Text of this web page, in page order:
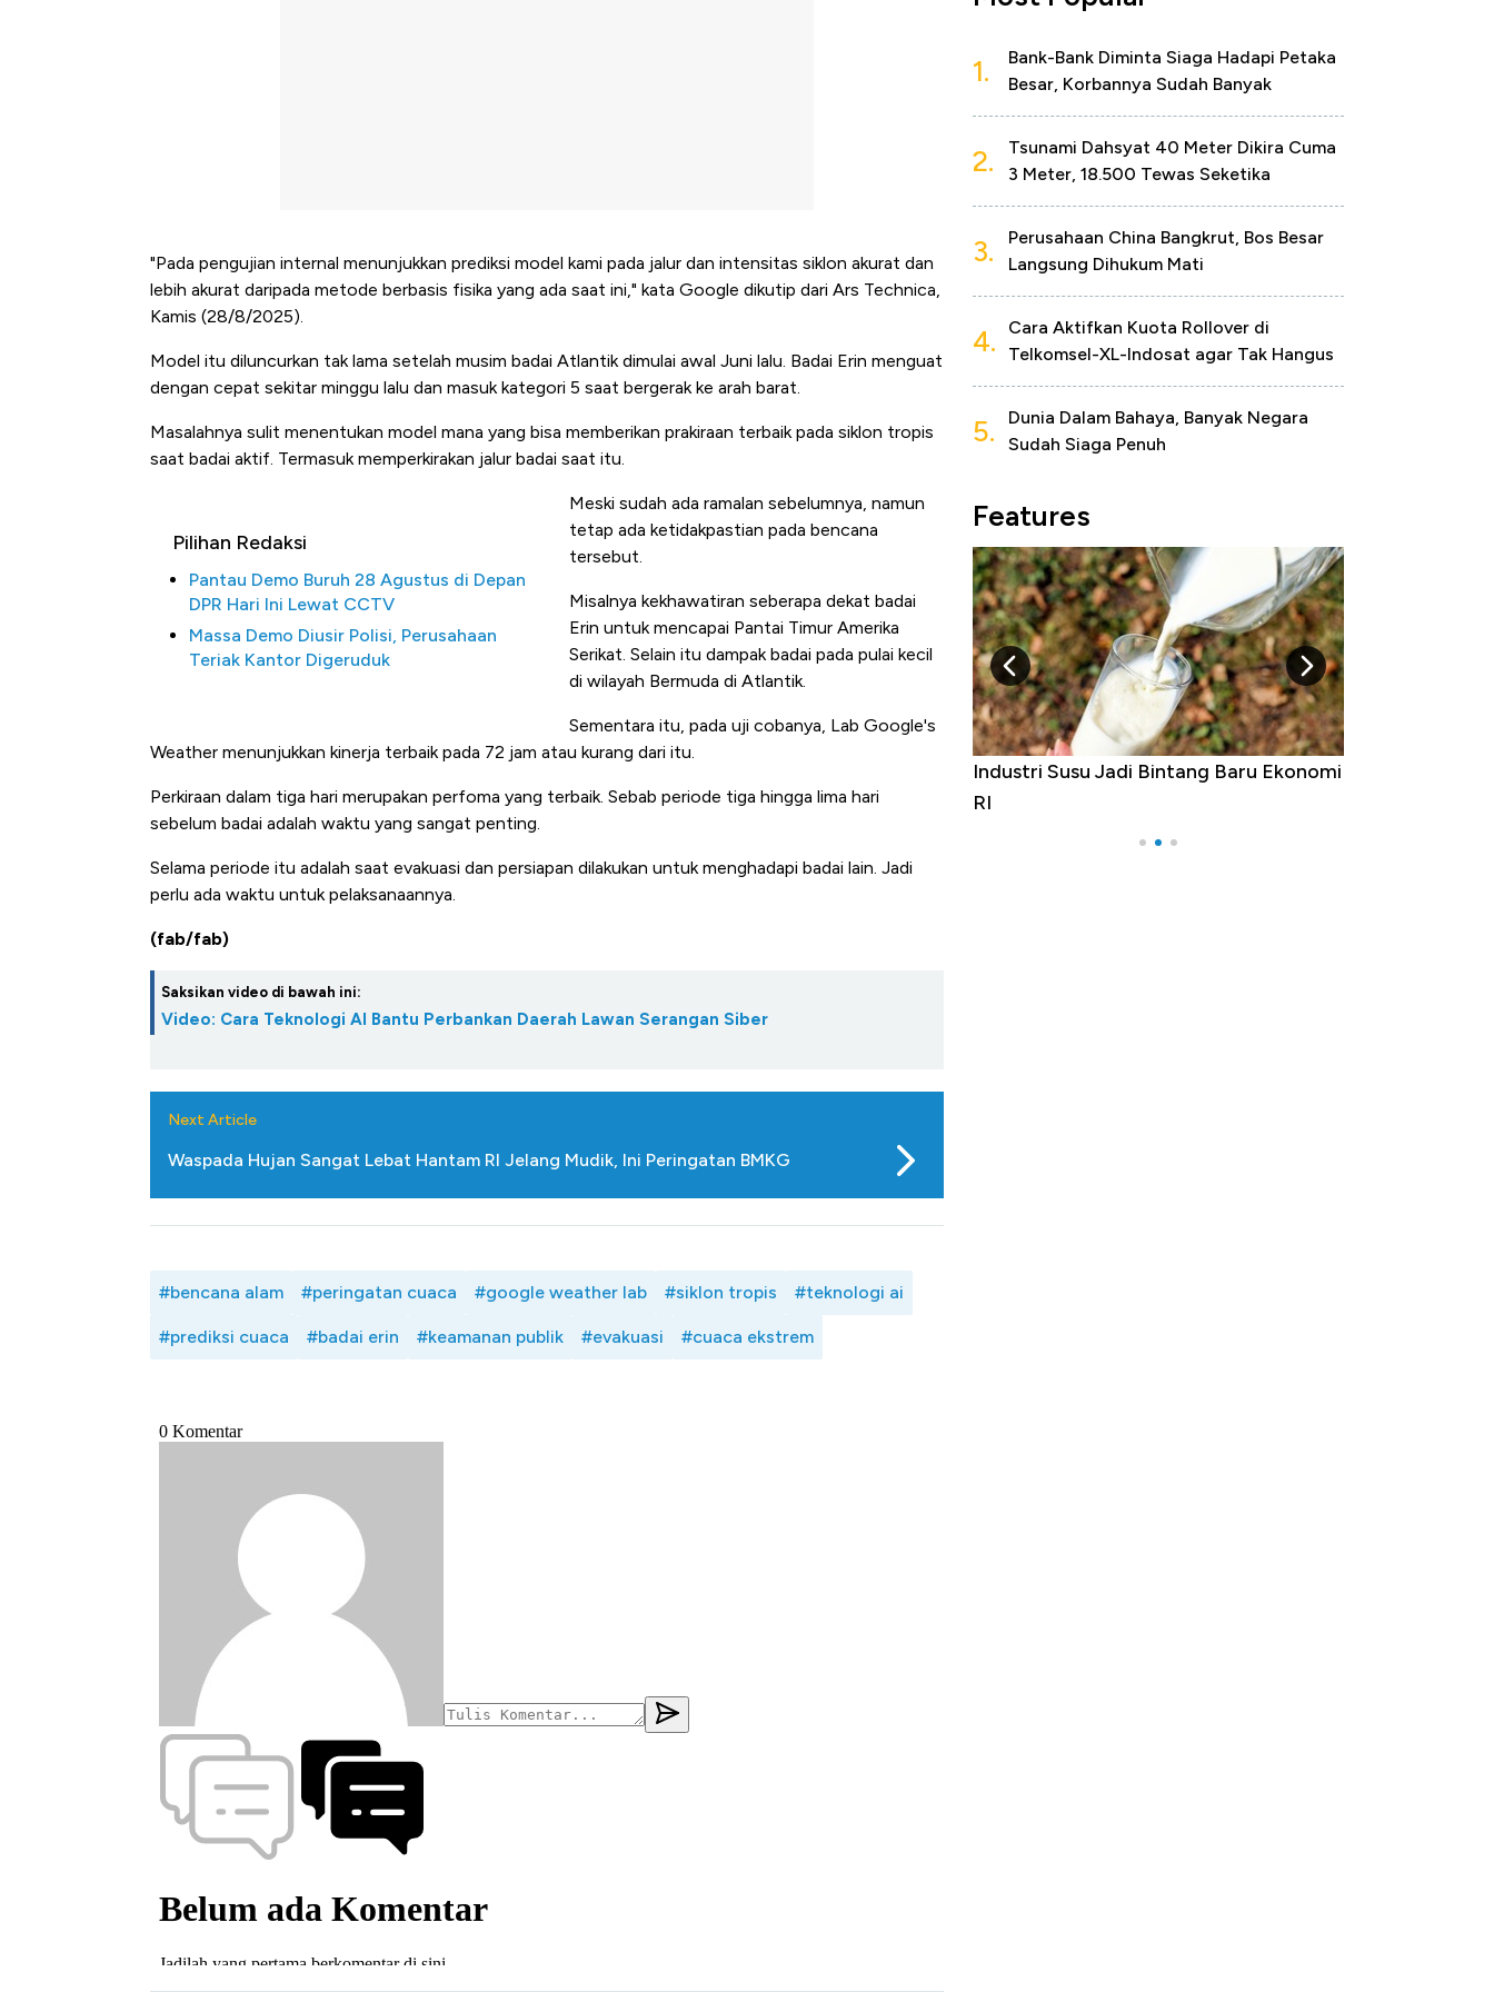
"Pada pengujian internal menunjukkan prediksi model kami pada jalur dan intensitas siklon akurat dan
lebih akurat daripada metode berbasis fisika yang ada saat ini," kata Google dikutip dari Ars Technica,
Kamis (28/8/2025).
Model itu diluncurkan tak lama setelah musim badai Atlantik dimulai awal Juni lalu. Badai Erin menguat
dengan cepat sekitar minggu lalu dan masuk kategori 5 saat bergerak ke arah barat.
Masalahnya sulit menentukan model mana yang bisa memberikan prakiraan terbaik pada siklon tropis
saat badai aktif. Termasuk memperkirakan jalur badai saat itu.
Pilihan Redaksi
Pantau Demo Buruh 28 Agustus di Depan
DPR Hari Ini Lewat CCTV
Massa Demo Diusir Polisi, Perusahaan
Teriak Kantor Digeruduk
Meski sudah ada ramalan sebelumnya, namun
tetap ada ketidakpastian pada bencana
tersebut.
Misalnya kekhawatiran seberapa dekat badai
Erin untuk mencapai Pantai Timur Amerika
Serikat. Selain itu dampak badai pada pulai kecil
di wilayah Bermuda di Atlantik.
Sementara itu, pada uji cobanya, Lab Google's
Weather menunjukkan kinerja terbaik pada 72 jam atau kurang dari itu.
Perkiraan dalam tiga hari merupakan perfoma yang terbaik. Sebab periode tiga hingga lima hari
sebelum badai adalah waktu yang sangat penting.
Selama periode itu adalah saat evakuasi dan persiapan dilakukan untuk menghadapi badai lain. Jadi
perlu ada waktu untuk pelaksanaannya.
(fab/fab)
Saksikan video di bawah ini:
Video: Cara Teknologi AI Bantu Perbankan Daerah Lawan Serangan Siber
Next Article
Waspada Hujan Sangat Lebat Hantam RI Jelang Mudik, Ini Peringatan BMKG
#bencana alam #peringatan cuaca #google weather lab #siklon tropis #teknologi ai
#prediksi cuaca #badai erin #keamanan publik #evakuasi #cuaca ekstrem
1.
Bank-Bank Diminta Siaga Hadapi Petaka
Besar, Korbannya Sudah Banyak
2.
Tsunami Dahsyat 40 Meter Dikira Cuma
3 Meter, 18.500 Tewas Seketika
3.
Perusahaan China Bangkrut, Bos Besar
Langsung Dihukum Mati
4.
Cara Aktifkan Kuota Rollover di
Telkomsel-XL-Indosat agar Tak Hangus
5.
Dunia Dalam Bahaya, Banyak Negara
Sudah Siaga Penuh
Features
Alas Kaki Tumbuh Double Digit
RI
5 Raja Ekonomi Indonesia: Maaf, Gak
Ada Jawa!